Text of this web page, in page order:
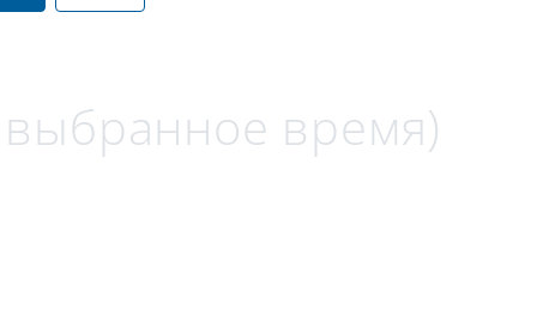
время)